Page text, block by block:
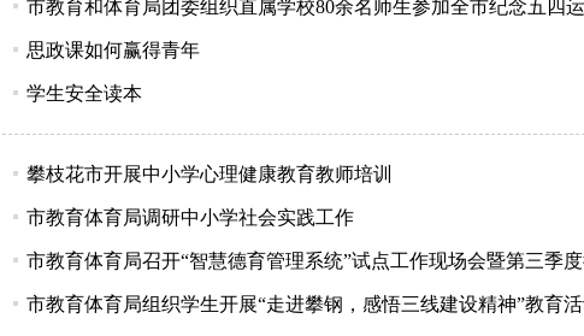
市教育和体育局团委组织直属学校80余名师生参加全市纪念五四
思政课如何赢得青年
学生安全读本
攀枝花市开展中小学心理健康教育教师培训
市教育体育局调研中小学社会实践工作
市教育体育局召开“智慧德育管理系统”试点工作现场会暨第三季
市教育体育局组织学生开展“走进攀钢，感悟三线建设精神”教育